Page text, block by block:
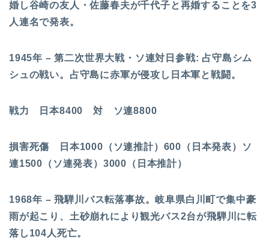
婚し谷崎の友人・佐藤春夫が千代子と再婚することを3
人連名で発表。
1945年 – 第二次世界大戦・ソ連対日参戦: 占守島シム
シュの戦い。占守島に赤軍が侵攻し日本軍と戦闘。
戦力 日本8400 対 ソ連8800
損害死傷 日本1000（ソ連推計）600（日本発表）ソ
連1500（ソ連発表）3000（日本推計）
1968年 – 飛騨川バス転落事故。岐阜県白川町で集中豪
雨が起こり、土砂崩れにより観光バス2台が飛騨川に転
落し104人死亡。